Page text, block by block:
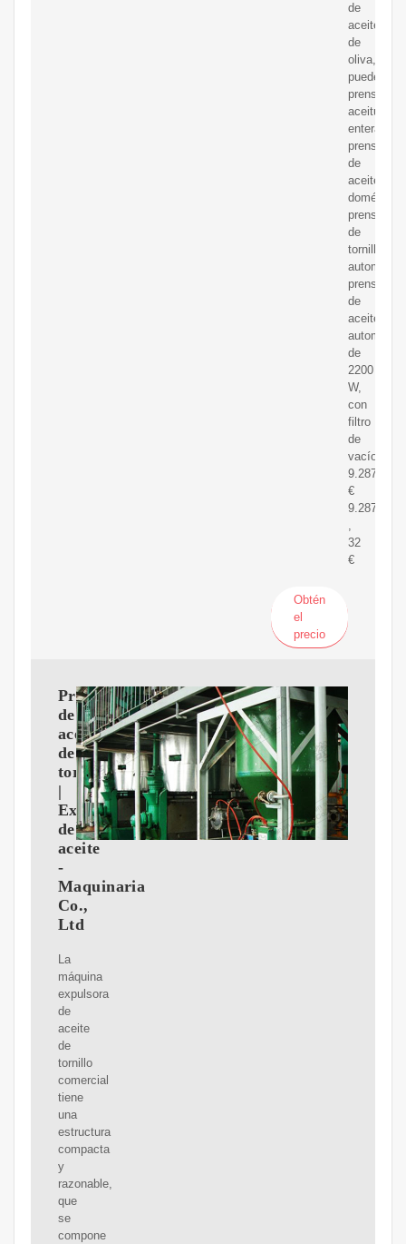
de
aceite
de
oliva,
puede
prensar
aceitunas
enteras,
prensa
de
aceite
doméstica
prensa
de
tornillo
prensa
de
aceite
automática
de
2200
W,
con
filtro
de
vacío
9.287,32
€
9.287
32
€
Obtén
el
precio
Prensa
de
aceite
de
tornillo
|
Expulsor
de
aceite
-
Maquinaria
Co.,
Ltd
La
máquina
expulsora
de
aceite
de
tornillo
comercial
tiene
una
estructura
compacta
y
razonable,
que
se
compone